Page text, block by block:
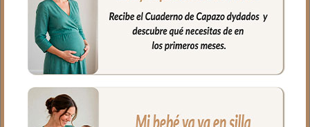
Cremallera del bolso siempre a tono y se
separa completamente para tener un
mejor acceso al interior del bolso.
El interior siempre un forrito impermeable
con bolsillos en todos los laterales para
poder llevar todo organizado y el culete
rígido.